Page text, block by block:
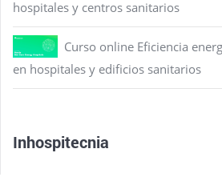
hospitales y centros sanitarios
Curso online Eficiencia
en hospitales y edificios sanitarios
Inhospitecnia